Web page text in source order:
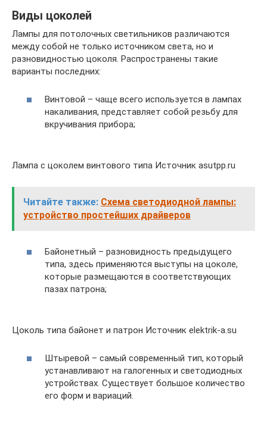
Виды цоколей
Лампы для потолочных светильников различаются
между собой не только источником света, но и
разновидностью цоколя. Распространены такие
варианты последних:
Винтовой – чаще всего используется в лампах
накаливания, представляет собой резьбу для
вкручивания прибора;
Лампа с цоколем винтового типа Источник asutpp.ru
Читайте также: Схема светодиодной лампы:
устройство простейших драйверов
Байонетный – разновидность предыдущего
типа, здесь применяются выступы на цоколе,
которые размещаются в соответствующих
пазах патрона;
Цоколь типа байонет и патрон Источник elektrik-a.su
Штыревой – самый современный тип, который
устанавливают на галогенных и светодиодных
устройствах. Существует большое количество
его форм и вариаций.